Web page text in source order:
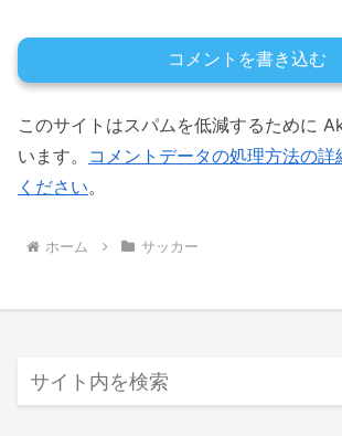
コメントを書き込む
このサイトはスパムを低減するために
います。 コメントデータの処理方法の
ください。
ホーム サッカー